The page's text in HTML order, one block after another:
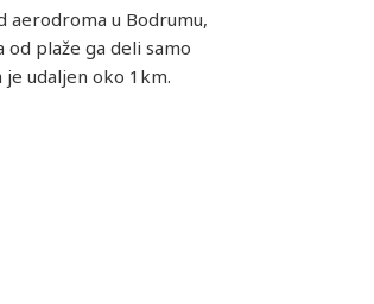
aerodroma u Bodrumu,
plaže ga deli samo
udaljen oko 1km.